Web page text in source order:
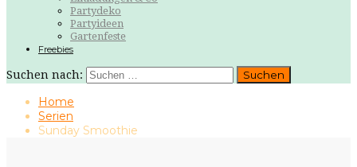
Partydeko
Partyideen
Gartenfeste
Freebies
Suchen nach:
Home
Serien
Sunday Smoothie